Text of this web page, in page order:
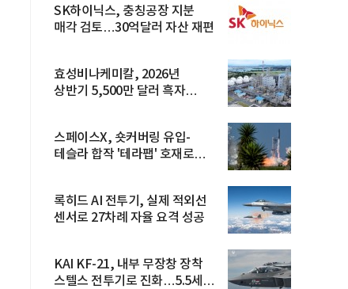
SK하이닉스, 충칭공장 지분
매각 검토…30억달러 자산 재편
효성비나케미칼, 2026년
상반기 5,500만 달러 흑자
스페이스X, 숏커버링 유입-
테슬라 합작 '테라팹' 호재로
록히드 AI 전투기, 실제 적외선
센서로 27차례 자율 요격 성공
KAI KF-21, 내부 무장창 장착
스텔스 전투기로 진화…5.5세대